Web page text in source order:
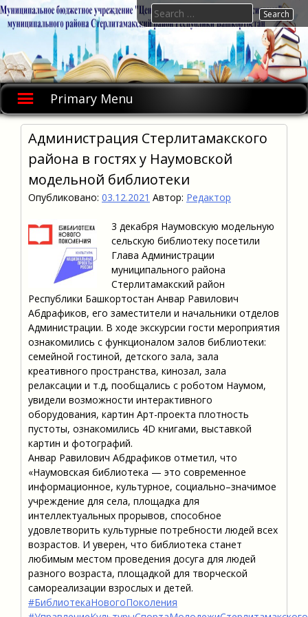
Skip
to
Primary Menu
Search
for:
Администрация Стерлитамакского
района в гостях у Наумовской
модельной библиотеки
Опубликовано: 03.12.2021 Автор: Редактор
3 декабря Наумовскую модельную
сельскую библиотеку посетили
Глава Администрации
муниципального района
Стерлитамакский район
Республики Башкортостан Анвар Равилович
Абдрафиков, его заместители и начальники отделов
Администрации. В ходе экскурсии гости мероприятия
ознакомились с функционалом залов библиотеки:
семейной гостиной, детского зала, зала
креативного пространства, кинозал, зала
релаксации и т.д, пообщались с роботом Наумом,
увидели возможности интерактивного
оборудования, картин Арт-проекта плотность
пустоты, ознакомились 4D книгами, выставкой
картин и фотографий.
Анвар Равилович Абдрафиков отметил, что
«Наумовская библиотека — это современное
информационное, культурное, социально–значимое
учреждение для села, площадка для
интеллектуальных прорывов, способное
удовлетворить культурные потребности людей всех
возрастов. И уверен, что библиотека станет
любимым местом проведения досуга для людей
разного возраста, площадкой для творческой
самореализации взрослых и детей.
#БиблиотекаНовогоПоколения